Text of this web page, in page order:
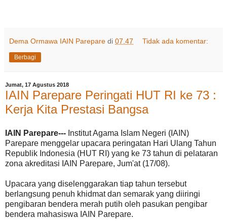
Dema Ormawa IAIN Parepare di 07.47 Tidak ada komentar:
Berbagi
Jumat, 17 Agustus 2018
IAIN Parepare Peringati HUT RI ke 73 :
Kerja Kita Prestasi Bangsa
IAIN Parepare--- Institut Agama Islam Negeri (IAIN)
Parepare menggelar upacara peringatan Hari Ulang Tahun
Republik Indonesia (HUT RI) yang ke 73 tahun di pelataran
zona akreditasi IAIN Parepare, Jum'at (17/08).
Upacara yang diselenggarakan tiap tahun tersebut
berlangsung penuh khidmat dan semarak yang diiringi
pengibaran bendera merah putih oleh pasukan pengibar
bendera mahasiswa IAIN Parepare.